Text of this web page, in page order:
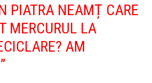
PIATRA NEAMȚ CARE
MERCURUL LA
AM